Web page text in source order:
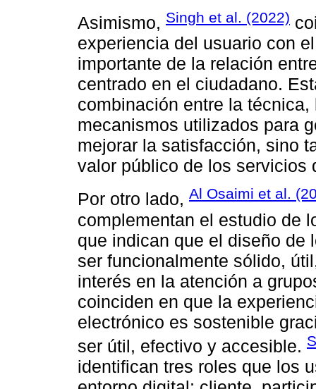
Asimismo, Singh et al. (2022)
experiencia del usuario con
importante de la relación
centrado en el ciudadano.
combinación entre la
mecanismos utilizados para
mejorar la satisfacción, sino
valor público de los servicios
Por otro lado, Al Osaimi et al.
complementan el estudio de
que indican que el diseño de
ser funcionalmente sólido,
interés en la atención a
coinciden en que la
electrónico es sostenible
ser útil, efectivo y accesible.
identifican tres roles que los